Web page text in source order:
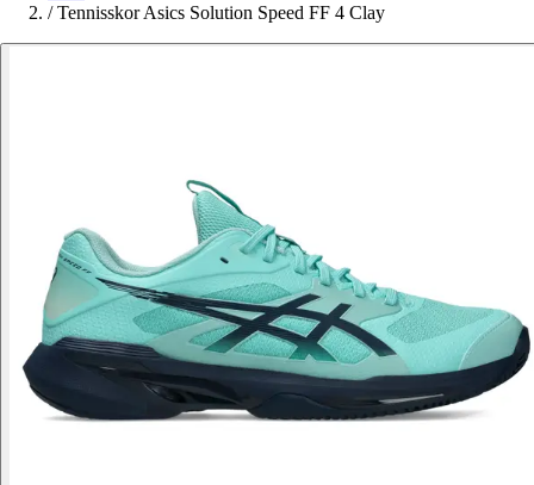
/ Tennisskor Asics Solution Speed FF 4 Clay